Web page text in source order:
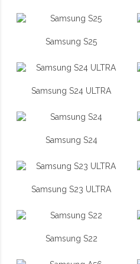
Samsung S25
Samsung S24 ULTRA
Samsung S24
Samsung S23 ULTRA
Samsung S22